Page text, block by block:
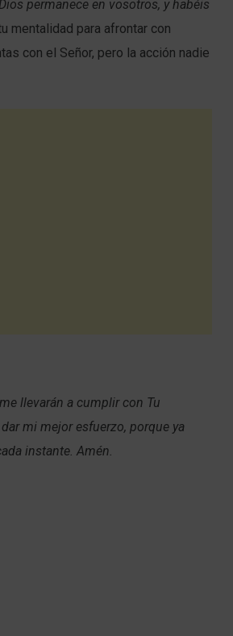
permanece en vosotros, y habéis
mentalidad para afrontar con
con el Señor, pero la acción nadie
llevarán a cumplir con Tu
mi mejor esfuerzo, porque ya
instante. Amén.